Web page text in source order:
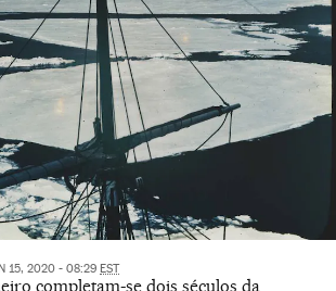
15, 2020 - 08:29 EST
completam-se dois séculos da